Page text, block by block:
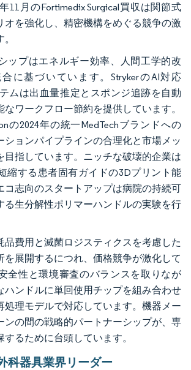
11月のFortimedix Surgical買収は関節式
オを強化し、精密機構をめぐる競争の激
ップはエネルギー効率、人間工学的改
に基づいています。StrykerのAI対応
ムは出血量推定とスポンジ追跡を自動
ワークフロー節約を提供しています。
の2024年の統一MedTechブランドへの
ションパイプラインの合理化と市場メッ
目指しています。ニッチな破壊的企業は
縮する患者固有ガイドの3Dプリント能
コ志向のスタートアップは病院の持続可
る生分解性ポリマーハンドルの実験を行
品費用と滅菌ロジスティクスを考慮した
を展開するにつれ、価格競争が激化して
全性と環境審査のバランスを取りなが
ハンドルに単回使用チップを組み合わせ
処理モデルで対応しています。機器メー
ンの間の戦略的パートナーシップが、専
るために台頭しています。
科器具業界リーダー